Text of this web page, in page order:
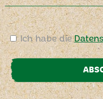
Ich habe die